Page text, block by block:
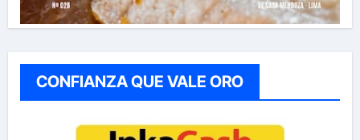
CONFIANZA QUE VALE ORO